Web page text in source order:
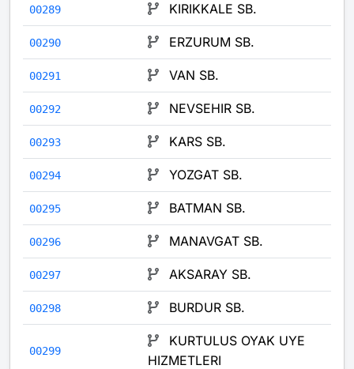
00289 KIRIKKALE SB.
00290 ERZURUM SB.
00291 VAN SB.
00292 NEVSEHIR SB.
00293 KARS SB.
00294 YOZGAT SB.
00295 BATMAN SB.
00296 MANAVGAT SB.
00297 AKSARAY SB.
00298 BURDUR SB.
00299
KURTULUS OYAK UYE
HIZMETLERI